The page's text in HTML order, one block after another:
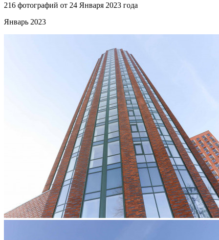
216 фотографий от 24 Января 2023 года
Январь 2023